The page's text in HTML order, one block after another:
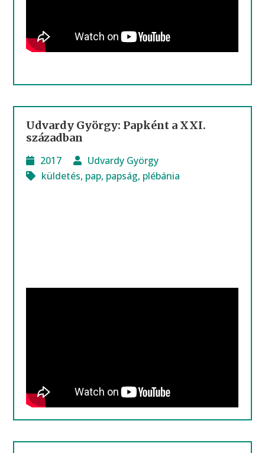
Udvardy György: Papként a XXI.
században
2017
Udvardy György
küldetés, pap, papság, plébánia